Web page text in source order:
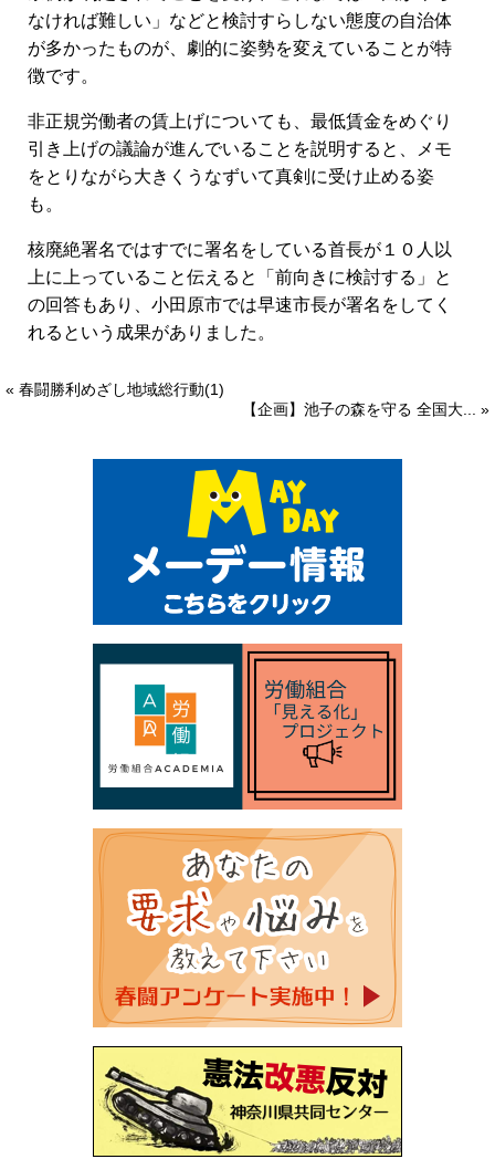
なければ難しい」などと検討すらしない態度の自治体
が多かったものが、劇的に姿勢を変えていることが特
徴です。
非正規労働者の賃上げについても、最低賃金をめぐり
引き上げの議論が進んでいることを説明すると、メモ
をとりながら大きくうなずいて真剣に受け止める姿
も。
核廃絶署名ではすでに署名をしている首長が１０人以
上に上っていること伝えると「前向きに検討する」と
の回答もあり、小田原市では早速市長が署名をしてく
れるという成果がありました。
« 春闘勝利めざし地域総行動(1)
【企画】池子の森を守る 全国大... »